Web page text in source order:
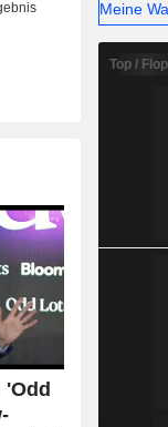
'Odd
Meine
Top / Flop